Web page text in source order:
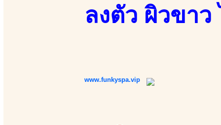
ลงตัว ผิวขาว
www.funkyspa.vip